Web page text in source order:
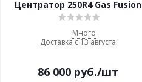
Центратор 250R4 Gas Fusion
Много
Доставка с 13 августа
86 000 руб./шт